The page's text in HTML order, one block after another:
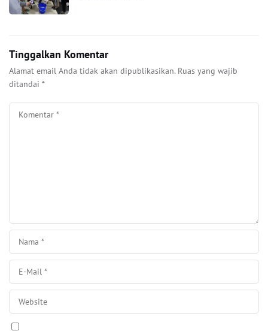
Tinggalkan Komentar
Alamat email Anda tidak akan dipublikasikan. Ruas yang wajib
ditandai *